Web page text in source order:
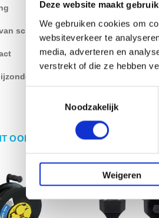
Deze website maakt
We gebruiken cookies om
websiteverkeer te
media, adverteren en
verstrekt of die ze hebben
Noodzakelijk
Weigeren
Algemene toepassing
schakelaar
Type-F (randaarde)
OOK IETS VOOR U?